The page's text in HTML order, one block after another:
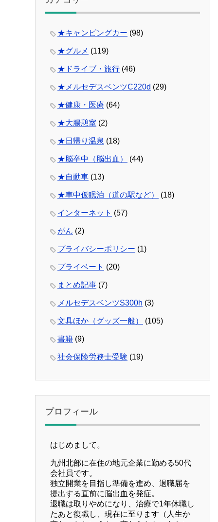
★キャンピングカー (98)
★グルメ (119)
★ドライブ・旅行 (46)
★メルセデスベンツC220d (29)
★健康・医療 (64)
★大腸憩室 (2)
★日帰り温泉 (18)
★脳卒中（脳出血） (44)
★自動車 (13)
★車中仮眠泊（道の駅など） (18)
インターネット (57)
がん (2)
プライバシーポリシー (1)
プライベート (20)
まとめ記事 (7)
メルセデスベンツS300h (3)
文具ほか（グッズ一般） (105)
書籍 (9)
社会保険労務士受験 (19)
プロフィール
はじめまして。
九州北部に在住の地元企業に勤める50代
会社員です。
独立開業を目指し準備を進め、退職届を
提出する直前に脳出血を発症。
退職は取りやめになり、治療で1年休職し
たあと復職し、現在に至ります（人生か